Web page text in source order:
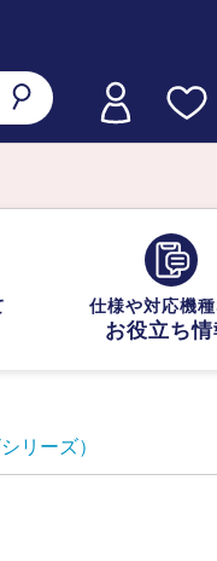
仕様や対応機
お役立ち情
リーズ）